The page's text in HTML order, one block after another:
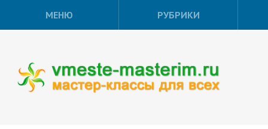
МЕНЮ РУБРИКИ